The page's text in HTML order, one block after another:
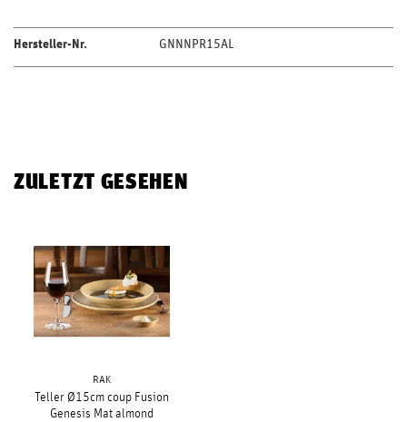
Hersteller-Nr. GNNNPR15AL
ZULETZT GESEHEN
RAK
Teller Ø15cm coup Fusion
Genesis Mat almond